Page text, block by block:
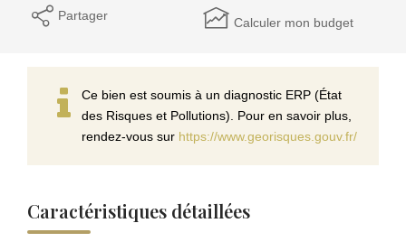
Partager Calculer mon budget
Ce bien est soumis à un diagnostic ERP (État
des Risques et Pollutions). Pour en savoir plus,
rendez-vous sur https://www.georisques.gouv.fr/
Caractéristiques détaillées